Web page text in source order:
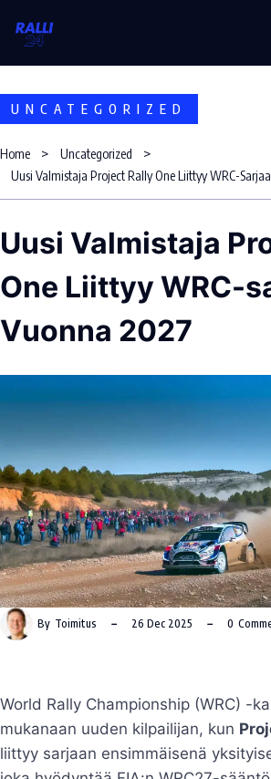
UNCATEGORIZED
Home
Uncategorized
Uusi Valmistaja Project Rally One Liittyy WRC-
Uusi Valmistaja
One Liittyy WRC-
Vuonna 2027
By Toimitus 26 Dec 2025 0
World Rally Championship (WRC) -
mukanaan uuden kilpailijan, kun
liittyy sarjaan ensimmäisenä